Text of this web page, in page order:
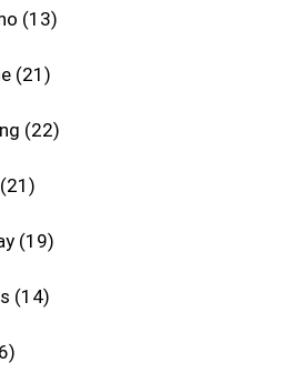
13
21
22
21
19
14